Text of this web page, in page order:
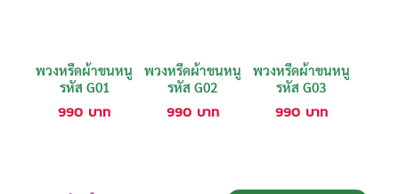
พวงหรีดผ้าขนหนู
รหัส G01
990 บาท
พวงหรีดผ้าขนหนู
รหัส G02
990 บาท
พวงหรีดผ้าขนหนู
รหัส G03
990 บาท